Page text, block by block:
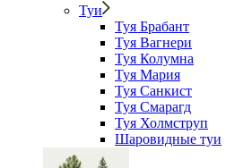
Туи
Туя Брабант
Туя Вагнери
Туя Колумна
Туя Мария
Туя Санкист
Туя Смарагд
Туя Холмструп
Шаровидные туи